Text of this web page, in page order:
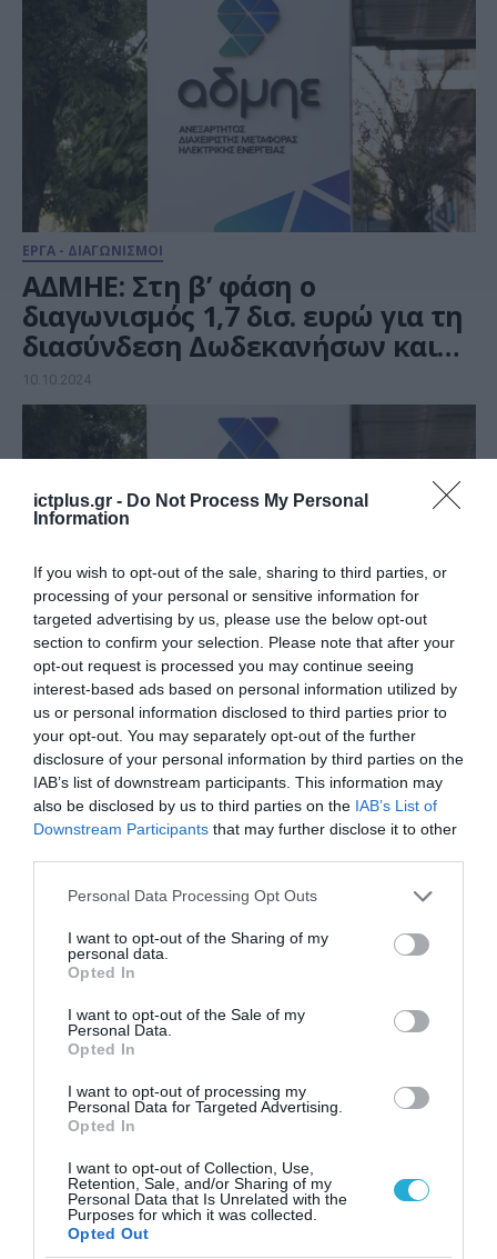
ictplus.gr - Do Not Process My Personal
Information
If you wish to opt-out of the sale, sharing to third parties, or
processing of your personal or sensitive information for
targeted advertising by us, please use the below opt-out
section to confirm your selection. Please note that after your
opt-out request is processed you may continue seeing
interest-based ads based on personal information utilized by
us or personal information disclosed to third parties prior to
your opt-out. You may separately opt-out of the further
disclosure of your personal information by third parties on the
IAB’s list of downstream participants. This information may
also be disclosed by us to third parties on the IAB’s List of
Downstream Participants that may further disclose it to other
Please note that this website/app uses one or more Google
not limited to your visit or usage behaviour. You may click to
grant or deny consent to Google and its third-party tags to
use your data for below specified purposes in below Google
consent section.
Personal Data Processing Opt Outs
I want to opt-out of the Sharing of my
personal data.
Opted In
I want to opt-out of the Sale of my
Personal Data.
Opted In
I want to opt-out of processing my
Personal Data for Targeted Advertising.
Opted In
I want to opt-out of Collection, Use,
Retention, Sale, and/or Sharing of my
Personal Data that Is Unrelated with the
Purposes for which it was collected.
Opted Out
ΕΡΓΑ - ΔΙΑΓΩΝΙΣΜΟΙ
ΑΔΜΗΕ: Στη β’ φάση ο
διαγωνισμός 1,7 δισ. ευρώ για τη
διασύνδεση Δωδεκανήσων και
ΒA Αιγαίου
10.10.2024
ΕΡΓΑ - ΔΙΑΓΩΝΙΣΜΟΙ
ΑΔΜΗΕ: Προχωρά ο διαγωνισμός
για τα καλωδιακά έργα σε
Δωδεκάνησα, ΒΑ Αιγαίο
02.08.2024
Μενδώνη: Περισσότερα από 50
εκατ. ευρώ σε έργα πολιτισμού
στα Δωδεκάνησα